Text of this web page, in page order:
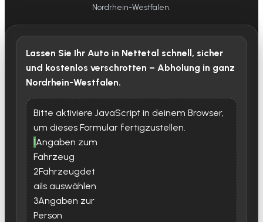
Nordrhein-Westfalen.
Lassen Sie Ihr Auto in Nettetal schnell, sicher
und kostenlos verschrotten – Abholung in ganz
Nordrhein-Westfalen.
Bitte aktiviere JavaScript in deinem Browser,
um dieses Formular fertigzustellen.
1Angaben zum
Fahrzeug
2Fahrzeugdet
ails auswählen
3Angaben zur
Person